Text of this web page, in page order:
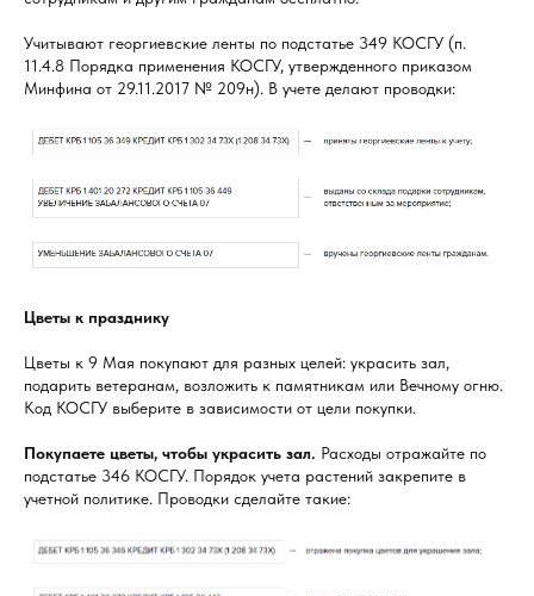
Учитывают георгиевские ленты по подстатье 349 КОСГУ (п.
11.4.8 Порядка применения КОСГУ, утвержденного приказом
Минфина от 29.11.2017 № 209н). В учете делают проводки:
Цветы к празднику
Цветы к 9 Мая покупают для разных целей: украсить зал,
подарить ветеранам, возложить к памятникам или Вечному огню.
Код КОСГУ выберите в зависимости от цели покупки.
Покупаете цветы, чтобы украсить зал. Расходы отражайте по
подстатье 346 КОСГУ. Порядок учета растений закрепите в
учетной политике. Проводки сделайте такие: